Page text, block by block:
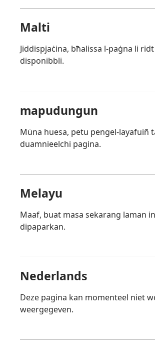
Malti
Jiddispjaċina, bħalissa l-paġna li
disponibbli.
mapudungun
Müna huesa, petu pengel-layafuiñ
duamnieelchi pagina.
Melayu
Maaf, buat masa sekarang laman
dipaparkan.
Nederlands
Deze pagina kan momenteel niet
weergegeven.